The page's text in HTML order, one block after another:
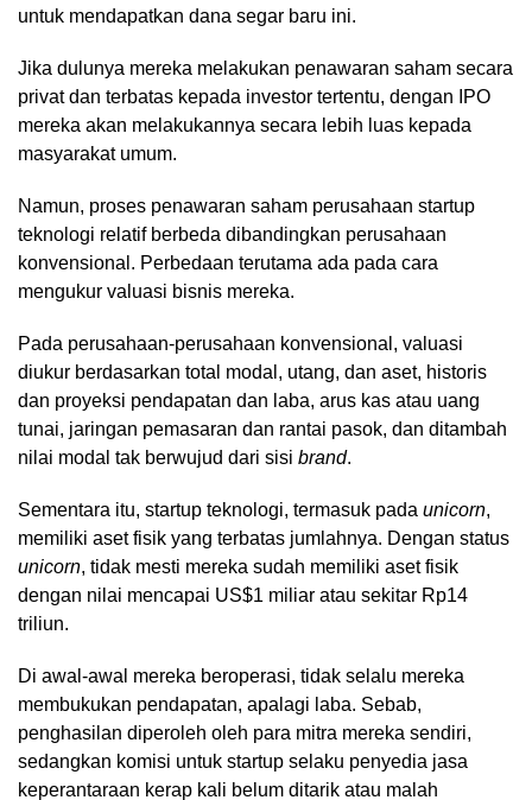
untuk mendapatkan dana segar baru ini.
Jika dulunya mereka melakukan penawaran saham secara
privat dan terbatas kepada investor tertentu, dengan IPO
mereka akan melakukannya secara lebih luas kepada
masyarakat umum.
Namun, proses penawaran saham perusahaan startup
teknologi relatif berbeda dibandingkan perusahaan
konvensional. Perbedaan terutama ada pada cara
mengukur valuasi bisnis mereka.
Pada perusahaan-perusahaan konvensional, valuasi
diukur berdasarkan total modal, utang, dan aset, historis
dan proyeksi pendapatan dan laba, arus kas atau uang
tunai, jaringan pemasaran dan rantai pasok, dan ditambah
nilai modal tak berwujud dari sisi brand.
Sementara itu, startup teknologi, termasuk pada unicorn,
memiliki aset fisik yang terbatas jumlahnya. Dengan status
unicorn, tidak mesti mereka sudah memiliki aset fisik
dengan nilai mencapai US$1 miliar atau sekitar Rp14
triliun.
Di awal-awal mereka beroperasi, tidak selalu mereka
membukukan pendapatan, apalagi laba. Sebab,
penghasilan diperoleh oleh para mitra mereka sendiri,
sedangkan komisi untuk startup selaku penyedia jasa
keperantaraan kerap kali belum ditarik atau malah